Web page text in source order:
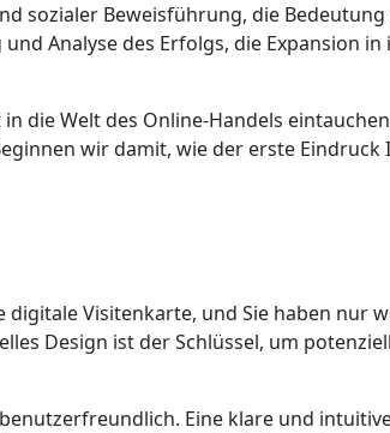
sozialer Beweisführung, die
Analyse des Erfolgs, die Expansion
die Welt des Online-Handels
wir damit, wie der erste Eindruck
digitale Visitenkarte, und Sie haben nur
Design ist der Schlüssel, um
Eine klare und